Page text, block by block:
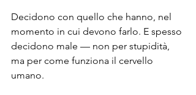
Decidono con quello che hanno, nel
momento in cui devono farlo. E spesso
decidono male — non per stupidità,
ma per come funziona il cervello
umano.